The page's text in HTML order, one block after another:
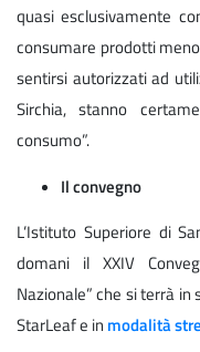
quasi esclusivamente
consumare prodotti
sentirsi autorizzati ad
Sirchia, stanno
consumo”.
Il convegno
L’Istituto Superiore di
domani il XXIV
Nazionale” che si terrà
StarLeaf e in modalità